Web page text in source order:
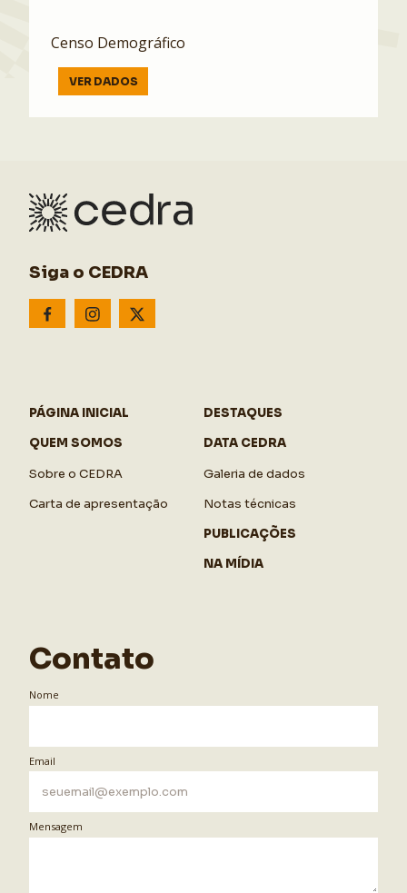
Censo Demográfico
VER DADOS
Siga o CEDRA
PÁGINA INICIAL
QUEM SOMOS
Sobre o CEDRA
Carta de apresentação
DESTAQUES
DATA CEDRA
Galeria de dados
Notas técnicas
PUBLICAÇÕES
NA MÍDIA
Contato
Nome
Email
Mensagem